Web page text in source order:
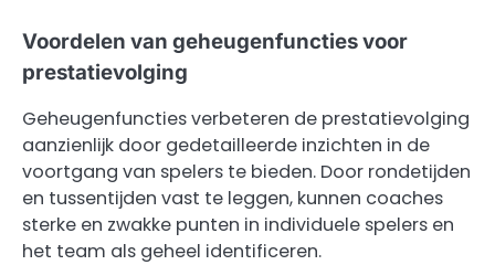
Voordelen van geheugenfuncties voor
prestatievolging
Geheugenfuncties verbeteren de prestatievolging
aanzienlijk door gedetailleerde inzichten in de
voortgang van spelers te bieden. Door rondetijden
en tussentijden vast te leggen, kunnen coaches
sterke en zwakke punten in individuele spelers en
het team als geheel identificeren.